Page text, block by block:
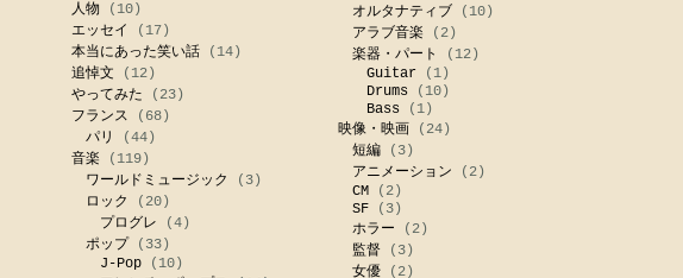
人物 (10)
エッセイ
(17)
本当にあった笑い話 (14)
追悼文 (12)
やってみた (23)
フランス (68)
パリ
(44)
音楽 (119)
ワールドミュージック
(3)
ロック
(20)
プログレ (4)
ポップ (33)
J-Pop (10)
オルタナティブ (10)
アラブ音楽(2)
楽器・パート
(12)
Guitar(1)
Drums(10)
Bass(1)
映像・映画 (24)
短編(3)
アニメーション (2)
CM(2)
SF(3)
ホラー (2)
監督(3)
女優(2)